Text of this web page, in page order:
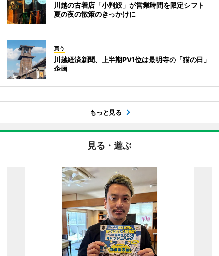
川越の古着店「小判鮫」が営業時間を限定シフト
夏の夜の散策のきっかけに
買う
川越経済新聞、上半期PV1位は最明寺の「猫の日」
企画
もっと見る
見る・遊ぶ